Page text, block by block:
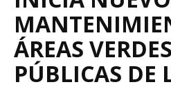
ÁREAS
PÚBLICAS DE